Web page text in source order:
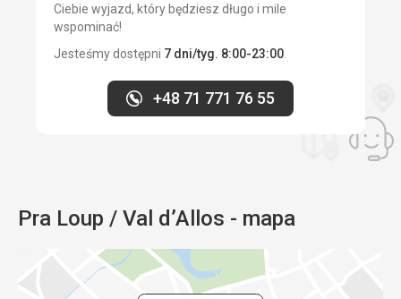
Ciebie wyjazd, który będziesz długo i mile
wspominać!
Jesteśmy dostępni 7 dni/tyg. 8:00-23:00
+48 71 771 76 55
Pra Loup / Val d’Allos - mapa